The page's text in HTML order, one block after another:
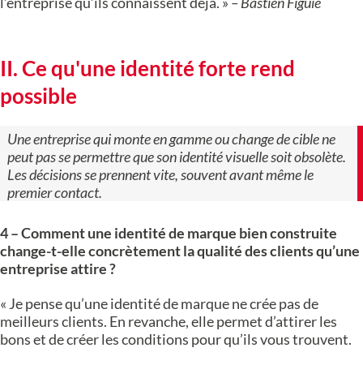
II. Ce qu'une identité forte rend
possible
Une entreprise qui monte en gamme ou change de cible ne
peut pas se permettre que son identité visuelle soit obsolète.
Les décisions se prennent vite, souvent avant même le
premier contact.
4 – Comment une identité de marque bien construite
change-t-elle concrètement la qualité des clients qu’une
entreprise attire ?
« Je pense qu’une identité de marque ne crée pas de
meilleurs clients. En revanche, elle permet d’attirer les
bons et de créer les conditions pour qu’ils vous trouvent.